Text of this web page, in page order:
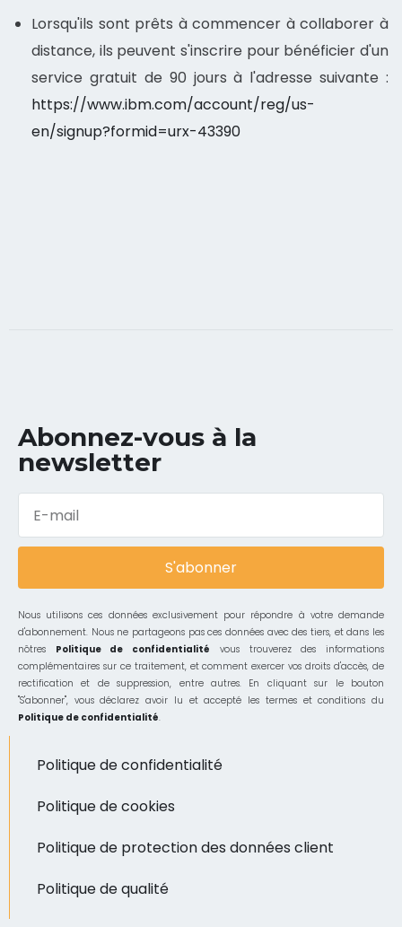
Lorsqu'ils sont prêts à commencer à collaborer à
distance, ils peuvent s'inscrire pour bénéficier d'un
service gratuit de 90 jours à l'adresse suivante :
https://www.ibm.com/account/reg/us-
en/signup?formid=urx-43390
Abonnez-vous à la
newsletter
S'abonner
Nous utilisons ces données exclusivement pour répondre à votre demande
d'abonnement. Nous ne partageons pas ces données avec des tiers, et dans les
nôtres Politique de confidentialité vous trouverez des informations
complémentaires sur ce traitement, et comment exercer vos droits d'accès, de
rectification et de suppression, entre autres. En cliquant sur le bouton
"S'abonner", vous déclarez avoir lu et accepté les termes et conditions du
Politique de confidentialité.
Politique de confidentialité
Politique de cookies
Politique de protection des données client
Politique de qualité